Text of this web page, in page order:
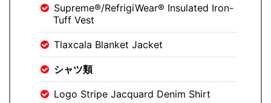
Supreme®/RefrigiWear® Insulated Iron-
Tuff Vest
Tlaxcala Blanket Jacket
シャツ類
Logo Stripe Jacquard Denim Shirt